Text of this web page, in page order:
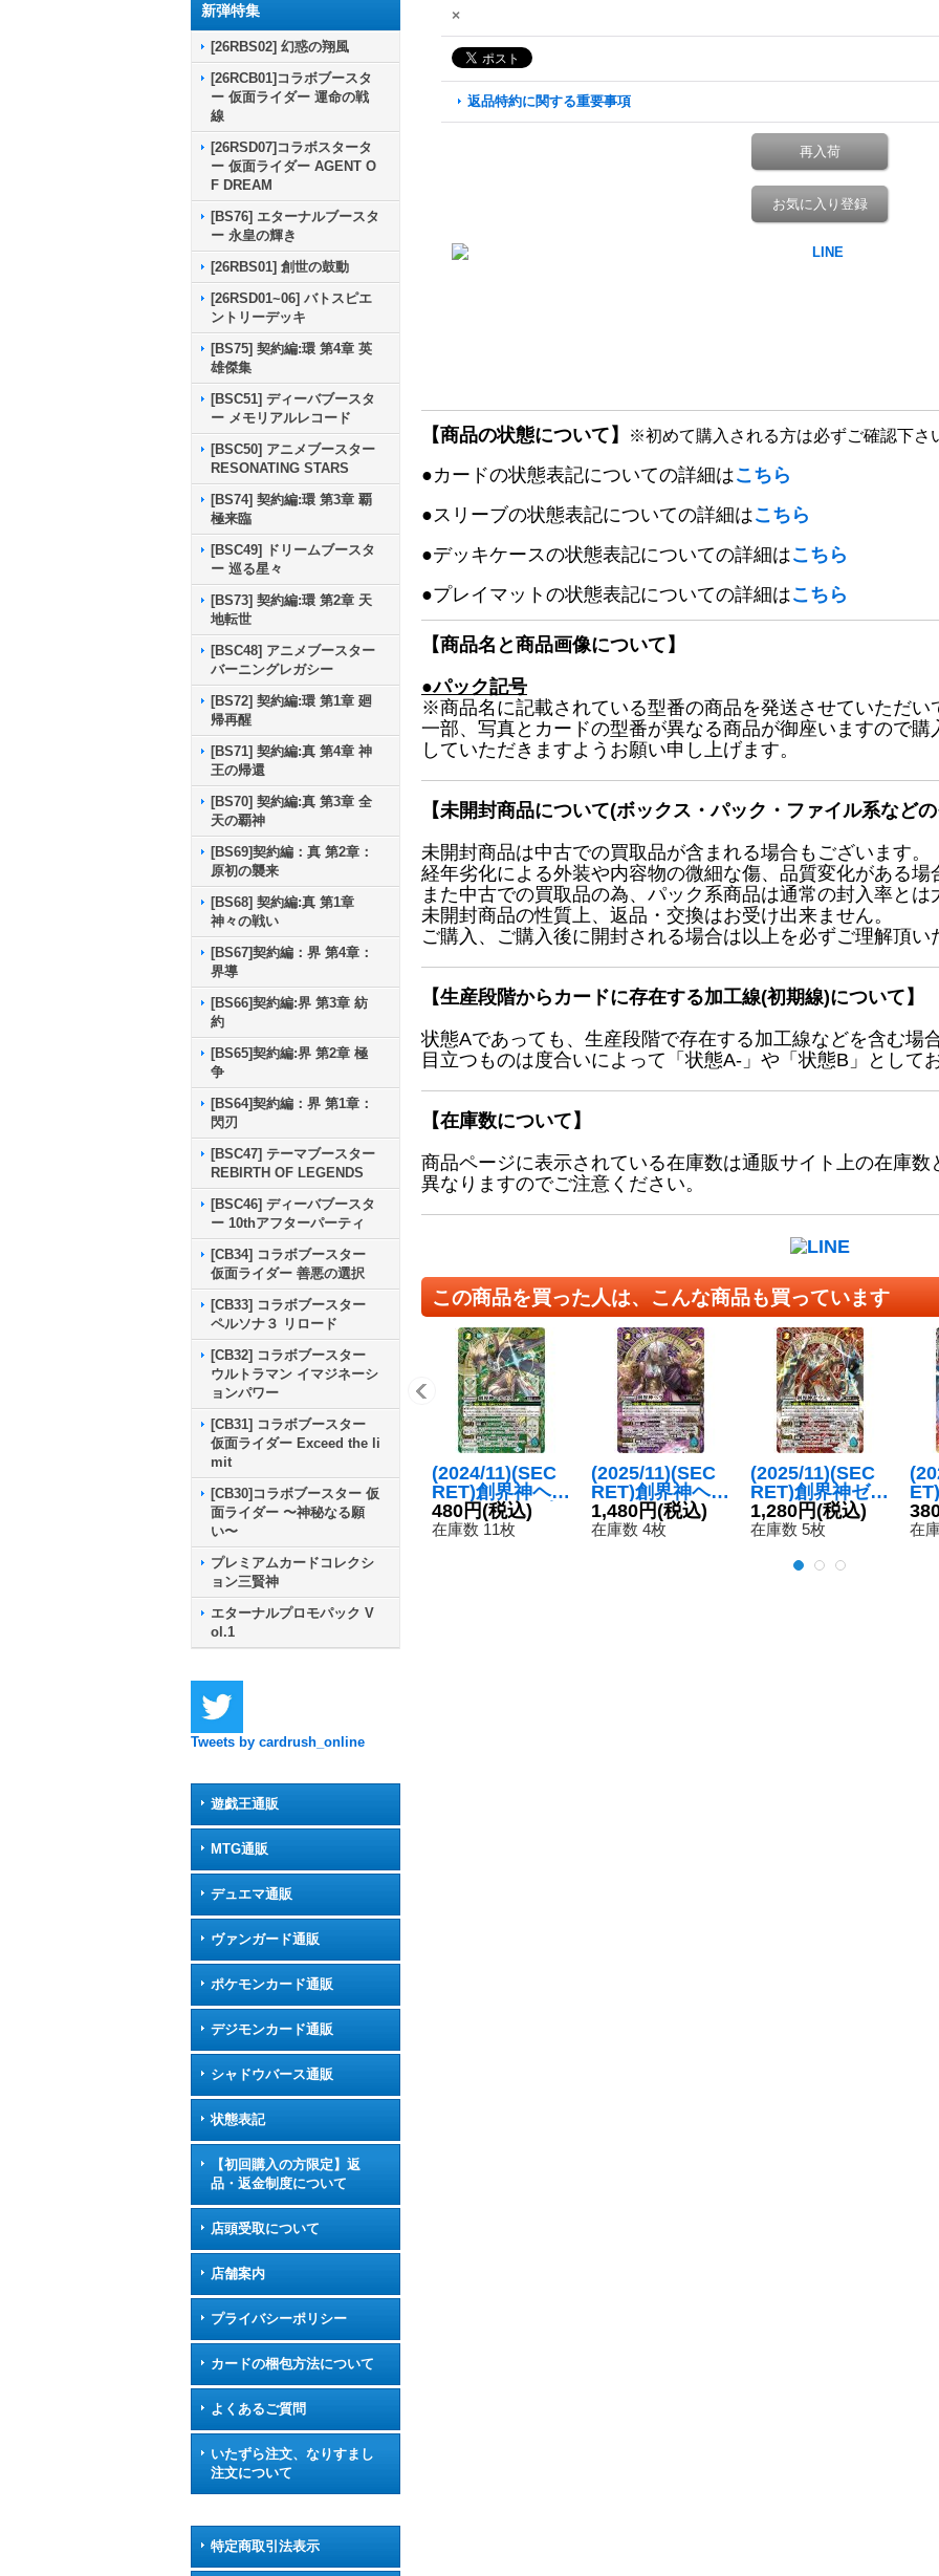
新弾特集
[26RBS02] 幻惑の翔風
[26RCB01]コラボブースタ
ー 仮面ライダー 運命の戦
線
[26RSD07]コラボスタータ
ー 仮面ライダー AGENT O
F DREAM
[BS76] エターナルブースタ
ー 永皇の輝き
[26RBS01] 創世の鼓動
[26RSD01~06] バトスピエ
ントリーデッキ
[BS75] 契約編:環 第4章 英
雄傑集
[BSC51] ディーバブースタ
ー メモリアルレコード
[BSC50] アニメブースター
RESONATING STARS
[BS74] 契約編:環 第3章 覇
極来臨
[BSC49] ドリームブースタ
ー 巡る星々
[BS73] 契約編:環 第2章 天
地転世
[BSC48] アニメブースター
バーニングレガシー
[BS72] 契約編:環 第1章 廻
帰再醒
[BS71] 契約編:真 第4章 神
王の帰還
[BS70] 契約編:真 第3章 全
天の覇神
[BS69]契約編：真 第2章：
原初の襲来
[BS68] 契約編:真 第1章
神々の戦い
[BS67]契約編：界 第4章：
界導
[BS66]契約編:界 第3章 紡
約
[BS65]契約編:界 第2章 極
争
[BS64]契約編：界 第1章：
閃刃
[BSC47] テーマブースター
REBIRTH OF LEGENDS
[BSC46] ディーバブースタ
ー 10thアフターパーティ
[CB34] コラボブースター
仮面ライダー 善悪の選択
[CB33] コラボブースター
ペルソナ３ リロード
[CB32] コラボブースター
ウルトラマン イマジネーシ
ョンパワー
[CB31] コラボブースター
仮面ライダー Exceed the li
mit
[CB30]コラボブースター 仮
面ライダー 〜神秘なる願
い〜
プレミアムカードコレクシ
ョン三賢神
エターナルプロモパック V
ol.1
Tweets by cardrush_online
遊戯王通販
MTG通販
デュエマ通販
ヴァンガード通販
ポケモンカード通販
デジモンカード通販
シャドウバース通販
状態表記
【初回購入の方限定】返
品・返金制度について
店頭受取について
店舗案内
プライバシーポリシー
カードの梱包方法について
よくあるご質問
いたずら注文、なりすまし
注文について
特定商取引法表示
×
返品特約に関する重要事項
再入荷
お気に入り登録
【商品の状態について】 ※初めて購入される方は必ずご確認下さ
●カードの状態表記についての詳細はこちら
●スリーブの状態表記についての詳細はこちら
●デッキケースの状態表記についての詳細はこちら
●プレイマットの状態表記についての詳細はこちら
【商品名と商品画像について】
●パック記号
※商品名に記載されている型番の商品を発送させていただい
一部、写真とカードの型番が異なる商品が御座いますので
していただきますようお願い申し上げます。
【未開封商品について(ボックス・パック・ファイル系など
未開封商品は中古での買取品が含まれる場合もございます。
経年劣化による外装や内容物の微細な傷、品質変化がある場
また中古での買取品の為、パック系商品は通常の封入率と
未開封商品の性質上、返品・交換はお受け出来ません。
ご購入、ご購入後に開封される場合は以上を必ずご理解頂
【生産段階からカードに存在する加工線(初期線)について】
状態Aであっても、生産段階で存在する加工線などを含む場
目立つものは度合いによって「状態A-」や「状態B」として
【在庫数について】
商品ページに表示されている在庫数は通販サイト上の在庫
異なりますのでご注意ください。
この商品を買った人は、こんな商品も買っています
(2024/11)(SEC
RET)創界神ヘル
メス(LM2024収
録)【X-SEC】
480円(税込)
在庫数 11枚
(2025/11)(SEC
RET)創界神ヘラ
(LM2025収録)
【X-SEC】{BS
1,480円(税込)
在庫数 4枚
(2025/11)(SEC
RET)創界神ゼウ
ス(LM2025収録)
【X-SEC】{BS
1,280円(税込)
在庫数 5枚
タ
収
在